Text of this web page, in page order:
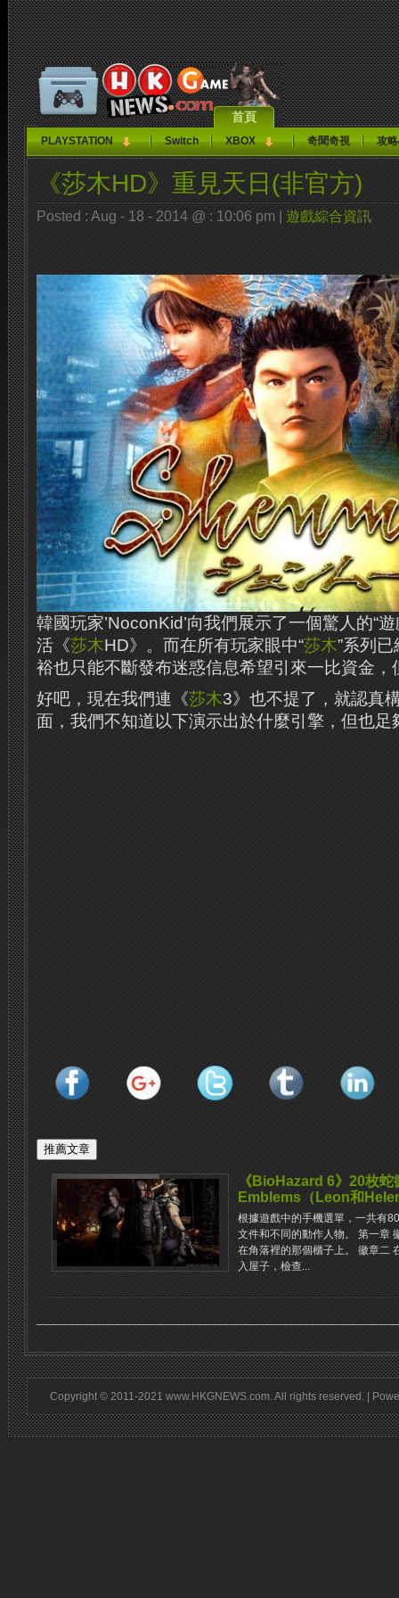
首頁
PLAYSTATION Switch XBOX 奇聞奇視 攻
《莎木HD》重見天日(非官方)
Posted : Aug - 18 - 2014 @ : 10:06 pm | 遊戲綜合資訊
韓國玩家’NoconKid’向我們展示了一個驚人的“
活《莎木HD》。而在所有玩家眼中“莎木”系列
裕也只能不斷發布迷惑信息希望引來一比資金，
好吧，現在我們連《莎木3》也不提了，就認真
面，我們不知道以下演示出於什麼引擎，但也足
《BioHazard 6》20枚
Emblems（Leon和
根據遊戲中的手機選單，一共有
文件和不同的動作人物。 第一章
在角落裡的那個櫃子上。 徽章二
入屋子，檢查...
Copyright © 2011-2021 www.HKGNEWS.com. All rights reserved. |